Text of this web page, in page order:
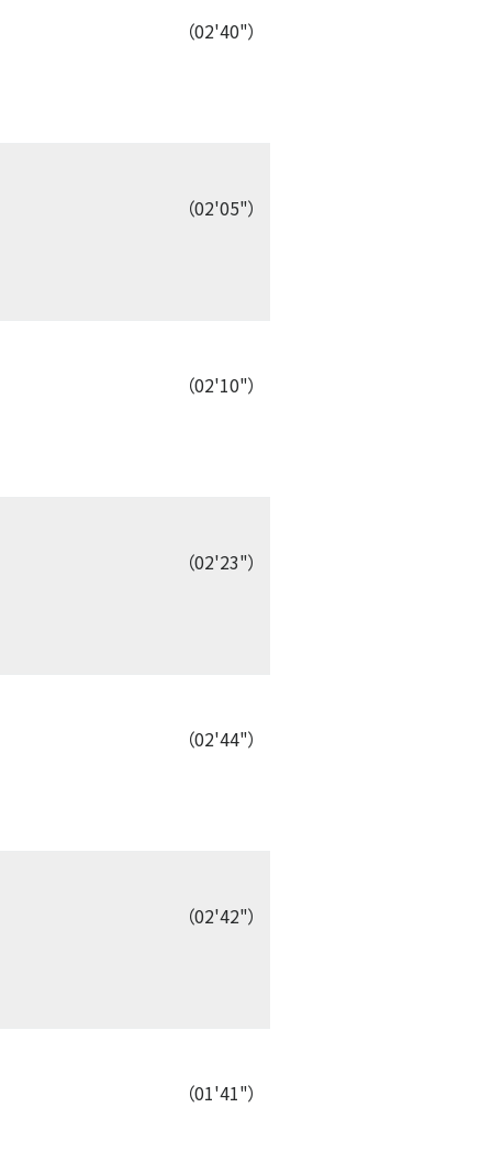
（02'40"）
（02'05"）
（02'10"）
（02'23"）
（02'44"）
（02'42"）
（01'41"）